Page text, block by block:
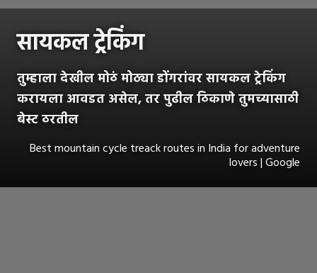
सायकल ट्रेकिंग
तुम्हाला देखील मोठं मोठ्या डोंगरांवर सायकल ट्रेकिंग
करायला आवडत असेल, तर पुढील ठिकाणे तुमच्यासाठी
बेस्ट ठरतील
Best mountain cycle treack routes in India for adventure
lovers | Google